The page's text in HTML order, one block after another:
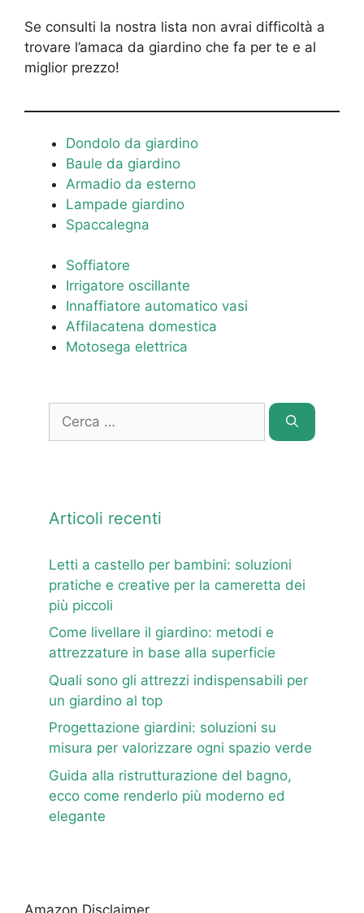
Se consulti la nostra lista non avrai difficoltà a
trovare l’amaca da giardino che fa per te e al
miglior prezzo!
Dondolo da giardino
Baule da giardino
Armadio da esterno
Lampade giardino
Spaccalegna
Soffiatore
Irrigatore oscillante
Innaffiatore automatico vasi
Affilacatena domestica
Motosega elettrica
per:
Articoli recenti
Letti a castello per bambini: soluzioni
pratiche e creative per la cameretta dei
più piccoli
Come livellare il giardino: metodi e
attrezzature in base alla superficie
Quali sono gli attrezzi indispensabili per
un giardino al top
Progettazione giardini: soluzioni su
misura per valorizzare ogni spazio verde
Guida alla ristrutturazione del bagno,
ecco come renderlo più moderno ed
elegante
Amazon Disclaimer